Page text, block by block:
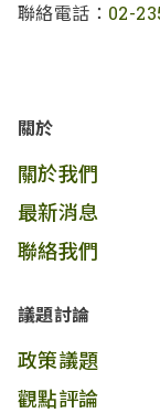
聯絡電話： 02-
關於
關於我們
最新消息
聯絡我們
議題討論
政策議題
觀點評論